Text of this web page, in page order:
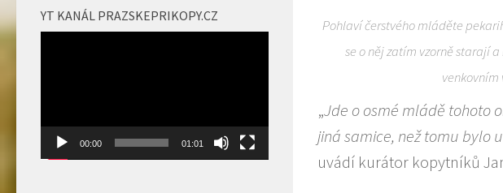
Pohlaví čerstvého mláděte
se o něj zatím vzorně starají
venkovním
„Jde o osmé mládě tohoto
jiná samice, než tomu bylo
uvádí kurátor kopytníků
zvýšíte
nebo
YT KANÁL PRAZSKEPRIKOPY.CZ
00:00 01:01